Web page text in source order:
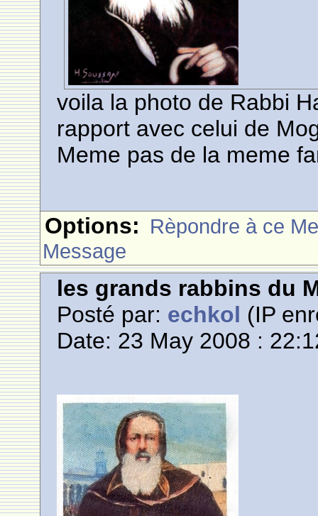
voila la photo de Rabbi
rapport avec celui de
Meme pas de la meme
Options: Rèpondre à ce
Message
les grands rabbins du
Posté par: echkol (IP
Date: 23 May 2008 :